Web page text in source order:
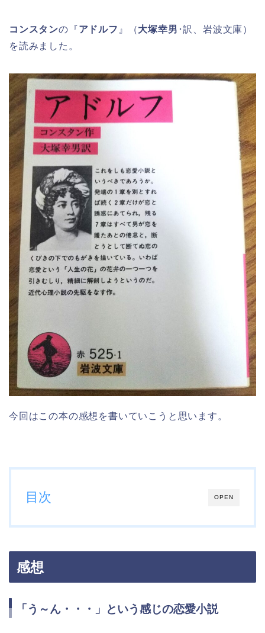
コンスタンの『アドルフ 』（大塚幸男 ･訳、岩波文庫）
を読みました。
今回はこの本の感想を書いていこうと思います。
OPEN
目次
感想
「う～ん・・・」という感じの恋愛小説